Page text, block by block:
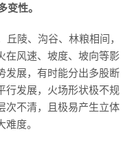
变性。
陵、沟谷、林粮相间，
在风速、坡度、坡向等影
发展，有时能分出多股断
行发展，火场形状极不规
次不清，且极易产生立体
度。